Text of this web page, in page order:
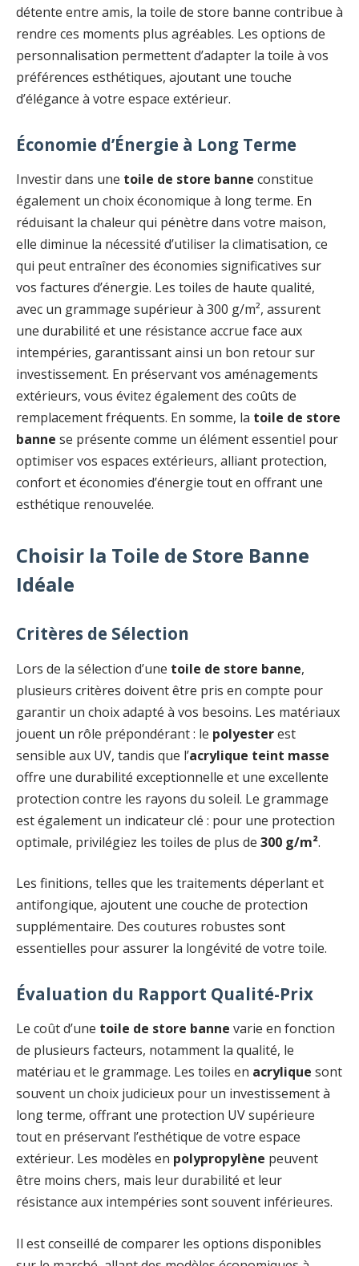
détente entre amis, la toile de store banne contribue à
rendre ces moments plus agréables. Les options de
personnalisation permettent d’adapter la toile à vos
préférences esthétiques, ajoutant une touche
d’élégance à votre espace extérieur.
Économie d’Énergie à Long Terme
Investir dans une toile de store banne constitue
également un choix économique à long terme. En
réduisant la chaleur qui pénètre dans votre maison,
elle diminue la nécessité d’utiliser la climatisation, ce
qui peut entraîner des économies significatives sur
vos factures d’énergie. Les toiles de haute qualité,
avec un grammage supérieur à 300 g/m², assurent
une durabilité et une résistance accrue face aux
intempéries, garantissant ainsi un bon retour sur
investissement. En préservant vos aménagements
extérieurs, vous évitez également des coûts de
remplacement fréquents. En somme, la toile de store
banne se présente comme un élément essentiel pour
optimiser vos espaces extérieurs, alliant protection,
confort et économies d’énergie tout en offrant une
esthétique renouvelée.
Choisir la Toile de Store Banne
Idéale
Critères de Sélection
Lors de la sélection d’une toile de store banne,
plusieurs critères doivent être pris en compte pour
garantir un choix adapté à vos besoins. Les matériaux
jouent un rôle prépondérant : le polyesterest
sensible aux UV, tandis que l’acrylique teint masse
offre une durabilité exceptionnelle et une excellente
protection contre les rayons du soleil. Le grammage
est également un indicateur clé : pour une protection
optimale, privilégiez les toiles de plus de 300 g/m².
Les finitions, telles que les traitements déperlant et
antifongique, ajoutent une couche de protection
supplémentaire. Des coutures robustes sont
essentielles pour assurer la longévité de votre toile.
Évaluation du Rapport Qualité-Prix
Le coût d’une toile de store banne varie en fonction
de plusieurs facteurs, notamment la qualité, le
matériau et le grammage. Les toiles en acrylique sont
souvent un choix judicieux pour un investissement à
long terme, offrant une protection UV supérieure
tout en préservant l’esthétique de votre espace
extérieur. Les modèles en polypropylène peuvent
être moins chers, mais leur durabilité et leur
résistance aux intempéries sont souvent inférieures.
Il est conseillé de comparer les options disponibles